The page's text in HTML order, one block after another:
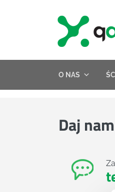
O NAS
Daj